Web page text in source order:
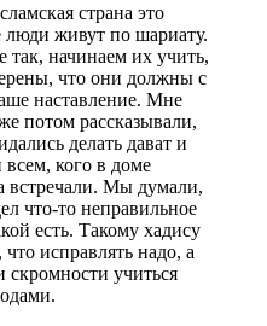
страна это
люди живут по шариату.
так, начинаем их учить,
что они должны с
наставление. Мне
потом рассказывали,
делать дават и
всем, кого в доме
встречали. Мы думали,
что-то неправильное
есть. Такому хадису
исправлять надо, а
скромности учиться